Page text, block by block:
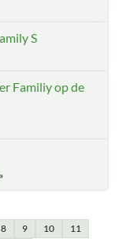
S
Familiy op de
8 9 10 11